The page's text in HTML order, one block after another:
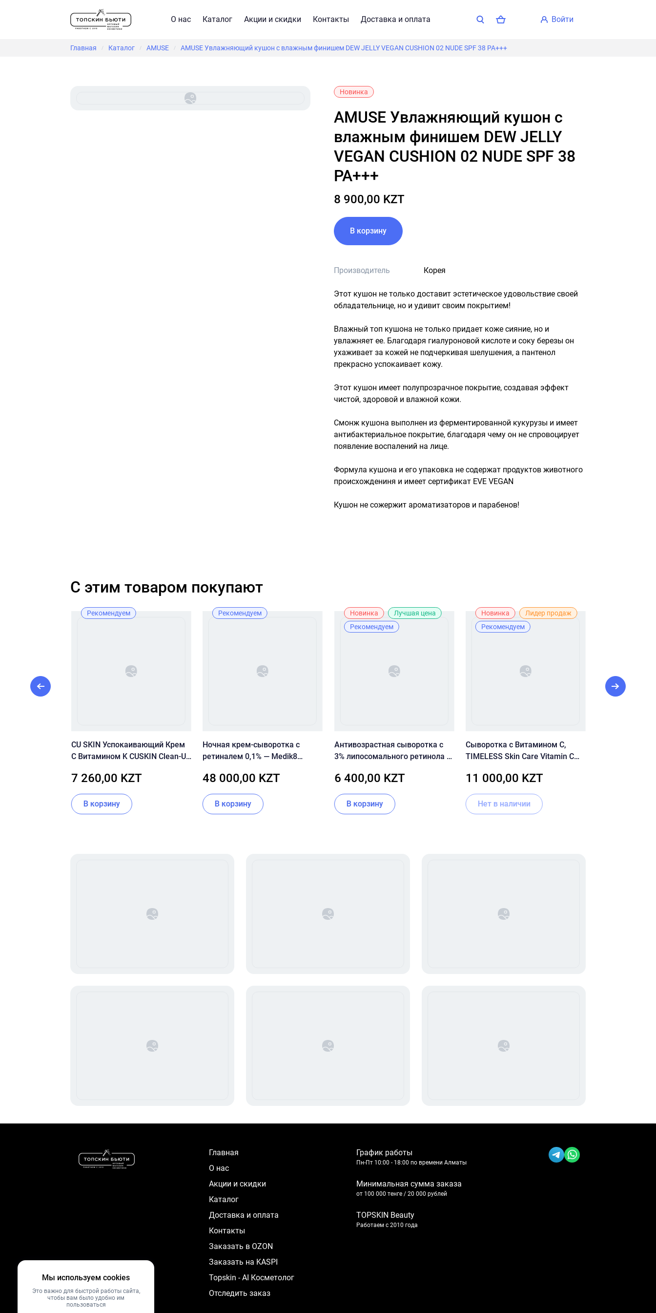
О нас Каталог Акции и скидки Контакты Доставка и оплата войти
Главная / Каталог / AMUSE / AMUSE Увлажняющий кушон с влажным финишем DEW JELLY VEGAN CUSHION 02 NUDE SPF 38 PA+++
Новинка
AMUSE Увлажняющий кушон с
влажным финишем DEW JELLY
VEGAN CUSHION 02 NUDE SPF 38
PA+++
8 900,00 KZT
В корзину
Производитель Корея
Этот кушон не только доставит эстетическое удовольствие своей
обладательнице, но и удивит своим покрытием!
Влажный топ кушона не только придает коже сияние, но и
увлажняет ее. Благодаря гиалуроновой кислоте и соку березы он
ухаживает за кожей не подчеркивая шелушения, а пантенол
прекрасно успокаивает кожу.
Этот кушон имеет полупрозрачное покрытие, создавая эффект
чистой, здоровой и влажной кожи.
Смонж кушона выполнен из ферментированной кукурузы и имеет
антибактериальное покрытие, благодаря чему он не спровоцирует
появление воспалений на лице.
Формула кушона и его упаковка не содержат продуктов животного
происхождениня и имеет сертификат EVE VEGAN
Кушон не сожержит ароматизаторов и парабенов!
C этим товаром покупают
Рекомендуем
CU SKIN Успокаивающий Крем
С Витамином K CUSKIN Clean-Up
7 260,00 KZT
В корзину
Рекомендуем
Ночная крем-сыворотка с
ретиналем 0,1% — Medik8
48 000,00 KZT
В корзину
Новинка
Лучшая цена
Рекомендуем
Антивозрастная сыворотка с
3% липосомального ретинола и
Repair Serum
6 400,00 KZT
В корзину
Новинка
Лидер продаж
Рекомендуем
Сыворотка с Витамином С,
TIMELESS Skin Care Vitamin C
11 000,00 KZT
Нет в наличии
Главная
О нас
Акции и скидки
Каталог
Доставка и оплата
Контакты
Заказать в OZON
Заказать на KASPI
Topskin - AI Косметолог
Отследить заказ
График работы
Пн-Пт 10:00 - 18:00 по времени Алматы
Минимальная сумма заказа
от 100 000 тенге / 20 000 рублей
TOPSKIN Beauty
Работаем с 2010 года
Мы используем cookies
Это важно для быстрой работы сайта,
чтобы вам было удобно им
пользоваться